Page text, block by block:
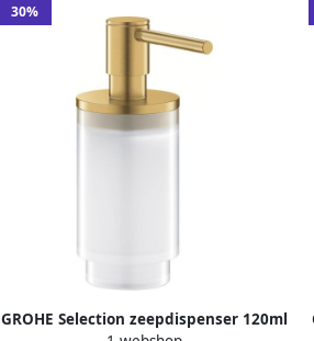
30%
GROHE Selection zeepdispenser 120ml